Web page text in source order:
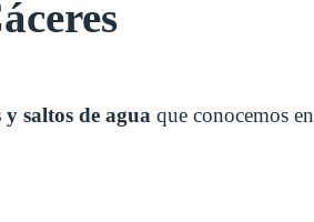
y saltos de aguaque conocemos en